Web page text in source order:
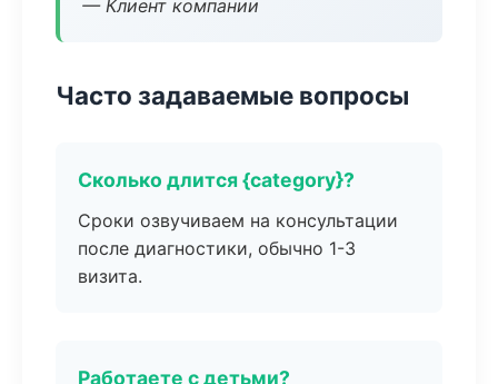
— Клиент компании
Часто задаваемые вопросы
Сколько длится {category}?
Сроки озвучиваем на консультации
после диагностики, обычно 1-3
визита.
Работаете с детьми?